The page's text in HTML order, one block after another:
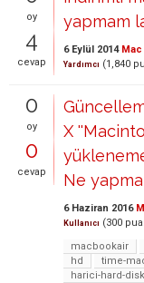
oy
4
cevap
yapmam
6 Eylül 2014
Yardımcı (1,840
0
oy
0
cevap
X
Ne
6 Haziran 2016
Kullanıcı (300
macbookair
hd
time-
harici-hard-disk